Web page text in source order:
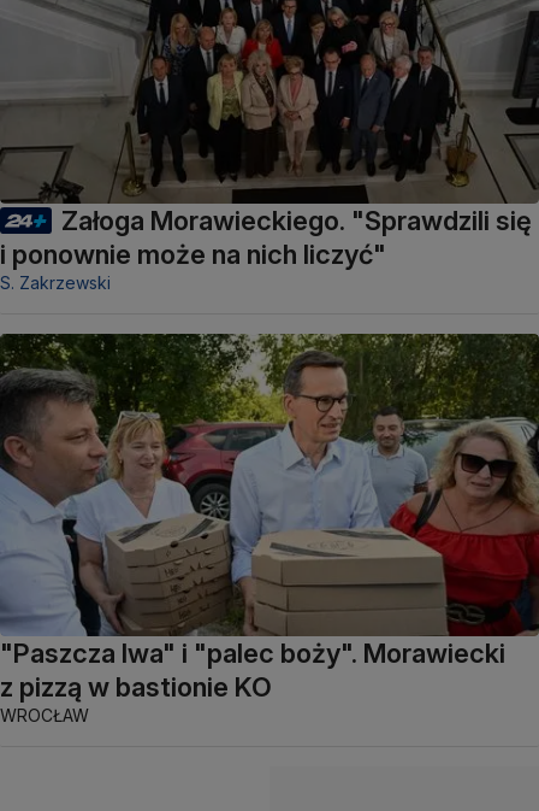
Załoga Morawieckiego. "Sprawdzili się
i ponownie może na nich liczyć"
S. Zakrzewski
"Paszcza lwa" i "palec boży". Morawiecki
z pizzą w bastionie KO
WROCŁAW